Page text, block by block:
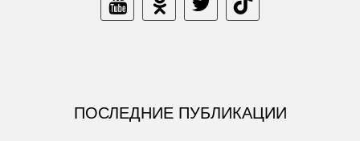
ПОСЛЕДНИЕ ПУБЛИКАЦИИ